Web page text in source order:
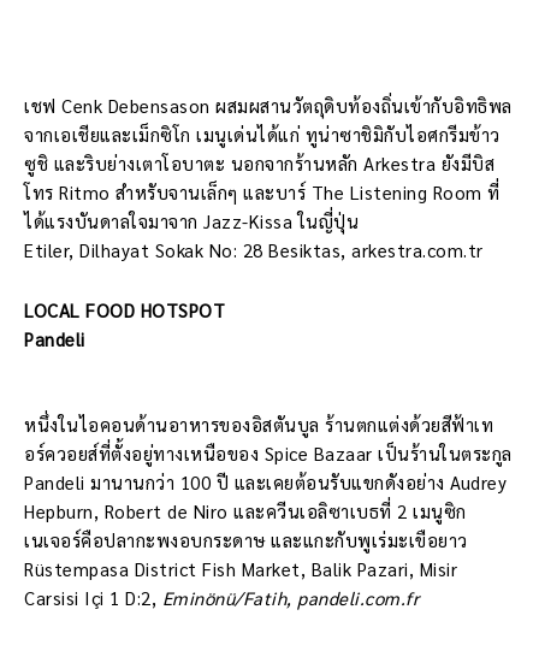
เชฟ Cenk Debensason ผสมผสานวัตถุดิบท้องถิ่นเข้ากับอิทธิพล
จากเอเชียและเม็กซิโก เมนูเด่นได้แก่ ทูน่าซาชิมิกับไอศกรีมข้าว
ซูชิ และริบย่างเตาโอบาตะ นอกจากร้านหลัก Arkestra ยังมีบิส
โทร Ritmo สำหรับจานเล็กๆ และบาร์ The Listening Room ที่
ได้แรงบันดาลใจมาจาก Jazz-Kissa ในญี่ปุ่น
Etiler, Dilhayat Sokak No: 28 Besiktas, arkestra.com.tr
LOCAL FOOD HOTSPOT
Pandeli
หนึ่งในไอคอนด้านอาหารของอิสตันบูล ร้านตกแต่งด้วยสีฟ้าเท
อร์ควอยส์ที่ตั้งอยู่ทางเหนือของ Spice Bazaar เป็นร้านในตระกูล
Pandeli มานานกว่า 100 ปี และเคยต้อนรับแขกดังอย่าง Audrey
Hepburn, Robert de Niro และควีนเอลิซาเบธที่ 2 เมนูซิก
เนเจอร์คือปลากะพงอบกระดาษ และแกะกับพูเร่มะเขือยาว
Rüstempasa District Fish Market, Balik Pazari, Misir
Carsisi Içi 1 D:2, Eminönü/Fatih, pandeli.com.fr